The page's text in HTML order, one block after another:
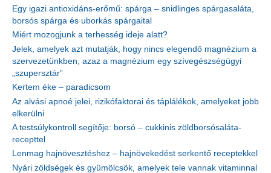
Egy igazi antioxidáns-erőmű: spárga – snidlinges spárgasaláta,
borsós spárga és uborkás spárgaital
Miért mozogjunk a terhesség ideje alatt?
Jelek, amelyek azt mutatják, hogy nincs elegendő magnézium a
szervezetünkben, azaz a magnézium egy szívegészségügyi
„szupersztár”
Kertem éke – paradicsom
Az alvási apnoé jelei, rizikófaktorai és táplálékok, amelyeket jobb
elkerülni
A testsúlykontroll segítője: borsó – cukkinis zöldborsósaláta-
recepttel
Lenmag hajnövesztéshez – hajnövekedést serkentő receptekkel
Nyári zöldségek és gyümölcsök, amelyek tele vannak vitaminnal